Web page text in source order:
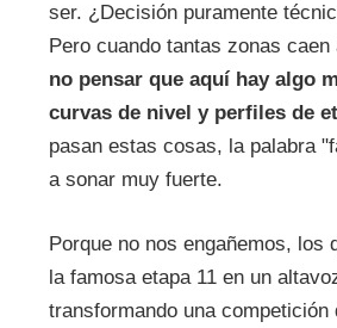
ser. ¿Decisión puramente
Pero cuando tantas zonas caen
no pensar que aquí hay algo
curvas de nivel y perfiles de
pasan estas cosas, la palabra
a sonar muy fuerte.
Porque no nos engañemos, los
la famosa etapa 11 en un
transformando una competición